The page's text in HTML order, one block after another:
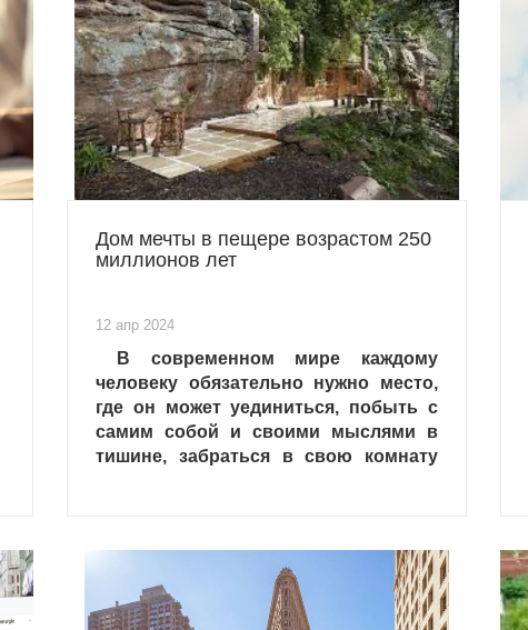
Дом мечты в пещере возрастом 250
миллионов лет
12 апр 2024
В современном мире каждому
человеку обязательно нужно место,
где он может уединиться, побыть с
самим собой и своими мыслями в
тишине, забраться в свою комнату